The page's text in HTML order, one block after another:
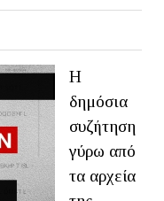
Η
δημόσια
συζήτηση
γύρω από
τα αρχεία